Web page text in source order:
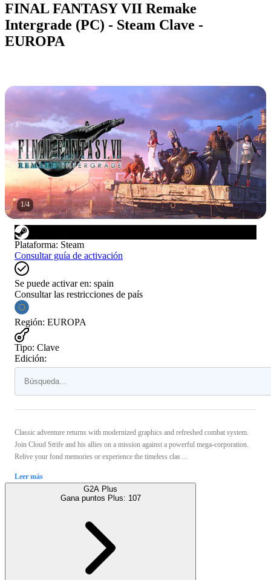
FINAL FANTASY VII Remake
Intergrade (PC) - Steam Clave -
EUROPA
1/4
Plataforma: Steam
Consultar guía de activación
Se puede activar en: spain
Consultar las restricciones de país
Región: EUROPA
Tipo: Clave
Edición:
Classic adventure returns with modernized graphics and refreshed combat system.
Join Cloud Strife and his allies on a mission against a powerful mega-corporation.
Relive your fond memories or experience the timeless clas ...
Leer más
G2A Plus
Gana puntos Plus: 107